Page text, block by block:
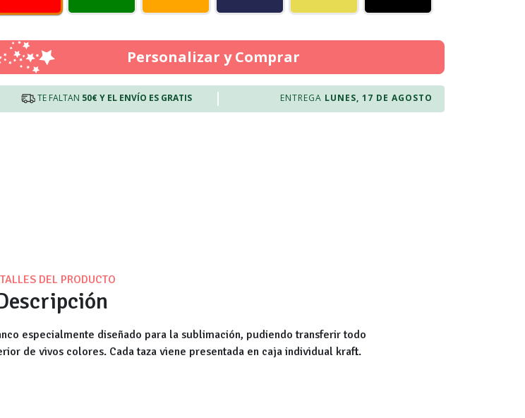
Personalizar y Comprar
TE FALTAN 50€Y EL ENVÍO ES GRATIS ENTREGA LUNES, 17 DE AGOSTO
DEL PRODUCTO
especialmente diseñado para la sublimación, pudiendo transferir todo
de vivos colores. Cada taza viene presentada en caja individual kraft.